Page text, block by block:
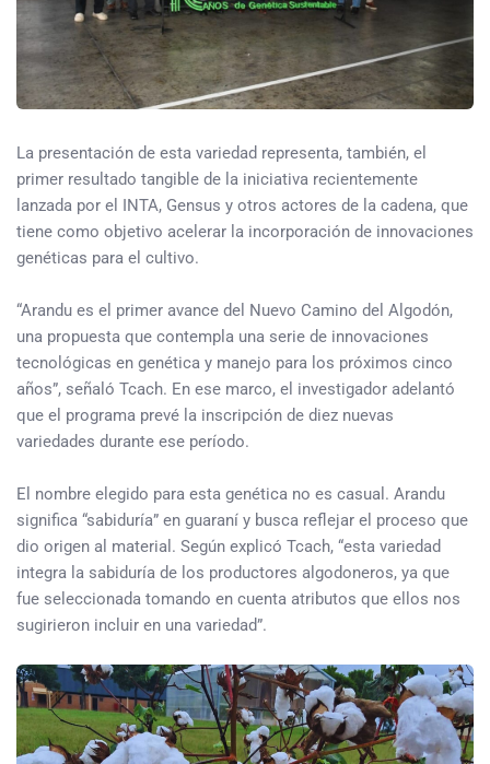
La presentación de esta variedad representa, también, el
primer resultado tangible de la iniciativa recientemente
lanzada por el INTA, Gensus y otros actores de la cadena, que
tiene como objetivo acelerar la incorporación de innovaciones
genéticas para el cultivo.
“Arandu es el primer avance del Nuevo Camino del Algodón,
una propuesta que contempla una serie de innovaciones
tecnológicas en genética y manejo para los próximos cinco
años”, señaló Tcach. En ese marco, el investigador adelantó
que el programa prevé la inscripción de diez nuevas
variedades durante ese período.
El nombre elegido para esta genética no es casual. Arandu
significa “sabiduría” en guaraní y busca reflejar el proceso que
dio origen al material. Según explicó Tcach, “esta variedad
integra la sabiduría de los productores algodoneros, ya que
fue seleccionada tomando en cuenta atributos que ellos nos
sugirieron incluir en una variedad”.